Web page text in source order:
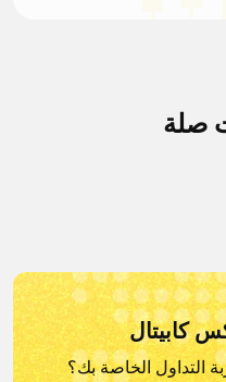
صلة
كابيتال
التداول الخاصة بك؟